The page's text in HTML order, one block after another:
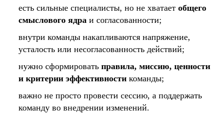
есть сильные специалисты, но не хватает общего
смыслового ядра и согласованности;
внутри команды накапливаются напряжение,
усталость или несогласованность действий;
нужно сформировать правила, миссию, ценности
и критерии эффективности команды;
важно не просто провести сессию, а поддержать
команду во внедрении изменений.